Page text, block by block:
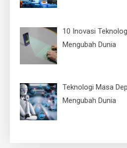
10 Inovasi
Mengubah Dunia
Teknologi Masa
Mengubah Dunia